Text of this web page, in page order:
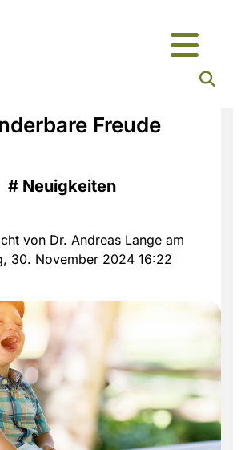
Freude
# Neuigkeiten
von Dr. Andreas Lange am
30. November 2024 16:22